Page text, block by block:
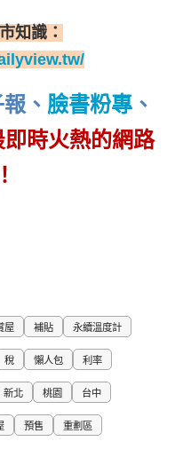
知識：
報 、 臉書粉專 、
時火熱的網路
屋 補貼 永續溫度計
稅 懶人包 利率
新北 桃園 台中
預售 重劃區